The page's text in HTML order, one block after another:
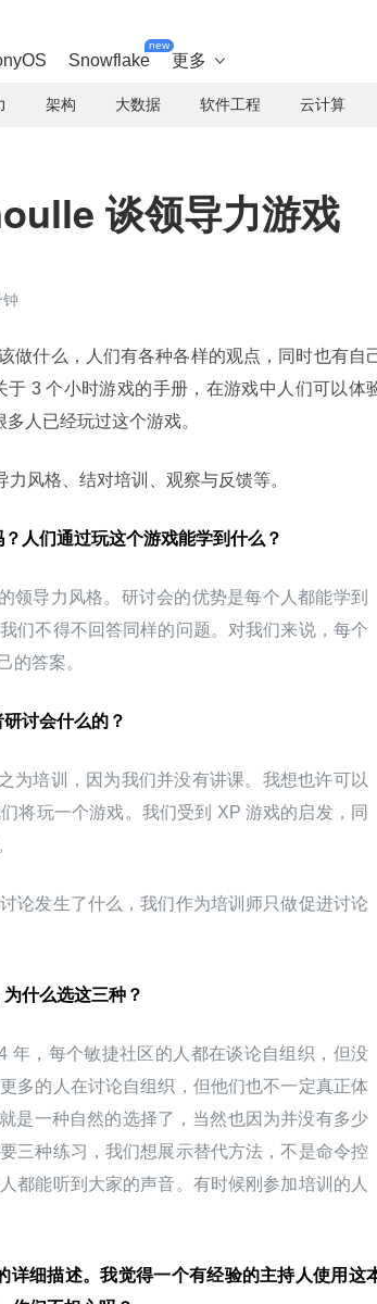
Snowflake
new
更多 
架构 大数据 软件工程 云计算
谈领导力游戏
做什么，人们有各种各样的观点，同时也有自
于 3 个小时游戏的手册，在游戏中人们可以体
人已经玩过这个游戏。
风格、结对培训、观察与反馈等。
人们通过玩这个游戏能学到什么？
领导力风格。研讨会的优势是每个人都能学到
们不得不回答同样的问题。对我们来说，每个
的答案。
讨会什么的？
为培训，因为我们并没有讲课。我想也许可以
将玩一个游戏。我们受到 XP 游戏的启发，同
论发生了什么，我们作为培训师只做促进讨论
什么选这三种？
年，每个敏捷社区的人都在谈论自组织，但没
多的人在讨论自组织，但他们也不一定真正体
是一种自然的选择了，当然也因为并没有多少
三种练习，我们想展示替代方法，不是命令控
都能听到大家的声音。有时候刚参加培训的人
详细描述。我觉得一个有经验的主持人使用这